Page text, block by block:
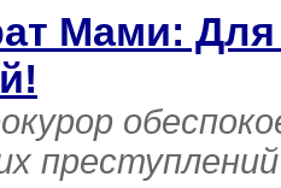
Мами: Для